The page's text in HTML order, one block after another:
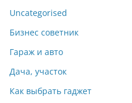
Uncategorised
Бизнес советник
Гараж и авто
Дача, участок
Как выбрать гаджет